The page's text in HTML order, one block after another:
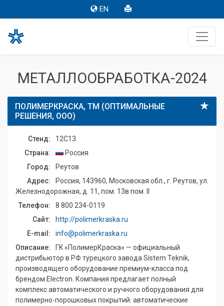
EN
МЕТАЛЛООБРАБОТКА-2024
ПОЛИМЕРКРАСКА, ТМ (ОПТИМАЛЬНЫЕ
РЕШЕНИЯ, ООО)
Стенд:
12C13
Страна:
Россия
Город:
Реутов
Адрес:
Россия, 143960, Московская обл., г. Реутов, ул.
Железнодорожная, д. 11, пом. 13в пом. II
Телефон:
8 800 234-0119
Сайт:
http://polimerkraska.ru
E-mail:
info@polimerkraska.ru
Описание:
ГK «ПолимерКраска» — официальный
дистрибьютор в РФ турецкого завода Sistem Teknik,
производящего оборудование премиум-класса под
брендом Electron. Компания предлагает полный
комплекс автоматического и ручного оборудования для
полимерно-порошковых покрытий: автоматические